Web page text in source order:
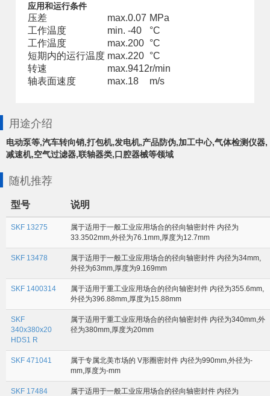
应用和运行条件
压差 max.0.07 MPa
工作温度
min. -40
°C
工作温度
max.200 °C
短期内的运行温度 max.220 °C
转速
max.9412r/min
轴表面速度
max.18 m/s
用途介绍
电动泵等,汽车转向销,打包机,发电机,产品防伪,加工中心,气体检测仪器,
减速机,空气过滤器,联轴器类,口腔器械等领域
随机推荐
型号 说明
SKF 13275
属于适用于一般工业应用场合的径向轴密封件 内径为
33.3502mm,外径为76.1mm,厚度为12.7mm
SKF 13478
属于适用于一般工业应用场合的径向轴密封件 内径为34mm,
外径为63mm,厚度为9.169mm
SKF 1400314
属于适用于重工业应用场合的径向轴密封件 内径为355.6mm,
外径为396.88mm,厚度为15.88mm
SKF
340x380x20
HDS1 R
属于适用于重工业应用场合的径向轴密封件 内径为340mm,外
径为380mm,厚度为20mm
SKF 471041
属于专属北美市场的 V形圈密封件 内径为990mm,外径为-
mm,厚度为-mm
SKF 17484
属于适用于一般工业应用场合的径向轴密封件 内径为